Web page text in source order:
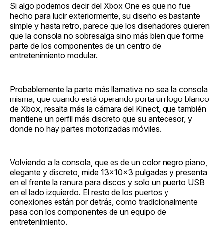
Si algo podemos decir del Xbox One es que no fue
hecho para lucir exteriormente, su diseño es bastante
simple y hasta retro, parece que los diseñadores quieren
que la consola no sobresalga sino más bien que forme
parte de los componentes de un centro de
entretenimiento modular.
Probablemente la parte más llamativa no sea la consola
misma, que cuando está operando porta un logo blanco
de Xbox, resalta más la cámara del Kinect, que también
mantiene un perfil más discreto que su antecesor, y
donde no hay partes motorizadas móviles.
Volviendo a la consola, que es de un color negro piano,
elegante y discreto, mide 13x10x3 pulgadas y presenta
en el frente la ranura para discos y solo un puerto USB
en el lado izquierdo. El resto de los puertos y
conexiones están por detrás, como tradicionalmente
pasa con los componentes de un equipo de
entretenimiento.